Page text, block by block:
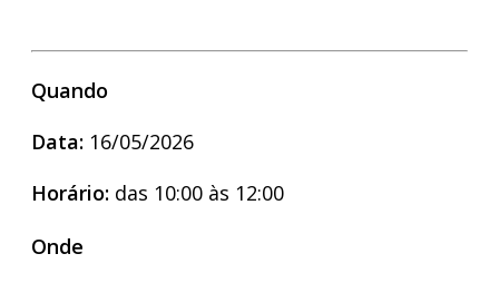
Quando
Data: 16/05/2026
Horário: das 10:00 às 12:00
Onde